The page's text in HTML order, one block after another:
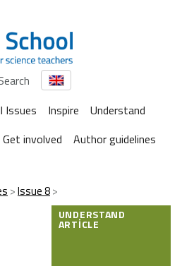
Issues Inspire
Understand
Get involved Author guidelines
Issue 8
UNDERSTAND
ARTICLE